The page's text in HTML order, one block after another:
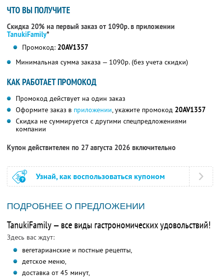
ЧТО ВЫ ПОЛУЧИТЕ
Скидка 20% на первый заказ от 1090р. в приложении
TanukiFamily*
Промокод: 20AV1357
Минимальная сумма заказа — 1090р. (без учета скидки)
КАК РАБОТАЕТ ПРОМОКОД
Промокод действует на один заказ
Оформите заказ в приложении, укажите промокод 20AV1357
Скидка не суммируется с другими спецпредложениями
компании
Купон действителен по 27 августа 2026 включительно
Узнай, как воспользоваться купоном
ПОДРОБНЕЕ О ПРЕДЛОЖЕНИИ
TanukiFamily — все виды гастрономических удовольствий!
Здесь вас ждут:
вегетарианские и постные рецепты,
детское меню,
доставка от 45 минут,